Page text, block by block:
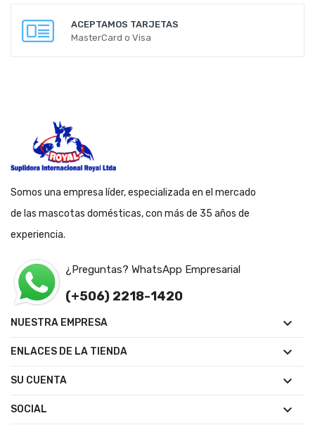
ACEPTAMOS TARJETAS
MasterCard o Visa
Somos una empresa líder, especializada en el mercado
de las mascotas domésticas, con más de 35 años de
experiencia.
¿Preguntas? WhatsApp Empresarial
(+506) 2218-1420
NUESTRA EMPRESA 
ENLACES DE LA TIENDA 
SU CUENTA 
SOCIAL 